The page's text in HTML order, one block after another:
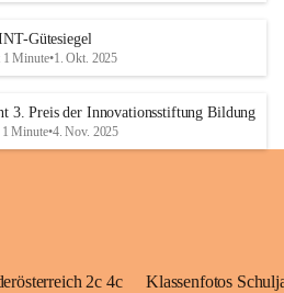
Gütesiegel
1 Minute•1. Okt. 2025
3. Preis der Innovationsstiftung Bildung
1 Minute•4. Nov. 2025
2c 4c Klassenfotos